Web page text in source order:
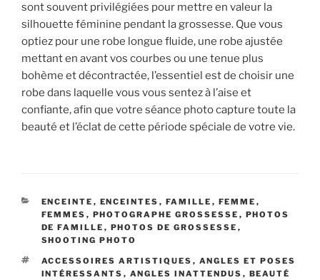
sont souvent privilégiées pour mettre en valeur la
silhouette féminine pendant la grossesse. Que vous
optiez pour une robe longue fluide, une robe ajustée
mettant en avant vos courbes ou une tenue plus
bohème et décontractée, l’essentiel est de choisir une
robe dans laquelle vous vous sentez à l’aise et
confiante, afin que votre séance photo capture toute la
beauté et l’éclat de cette période spéciale de votre vie.
CATÉGORIES
ENCEINTE , ENCEINTES , FAMILLE , FEMME ,
FEMMES , PHOTOGRAPHE GROSSESSE , PHOTOS
DE FAMILLE , PHOTOS DE GROSSESSE ,
SHOOTING PHOTO
ÉTIQUETTES
ACCESSOIRES ARTISTIQUES , ANGLES ET POSES
INTÉRESSANTS , ANGLES INATTENDUS , BEAUTÉ